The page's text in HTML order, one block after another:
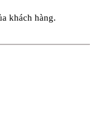
khách hàng.